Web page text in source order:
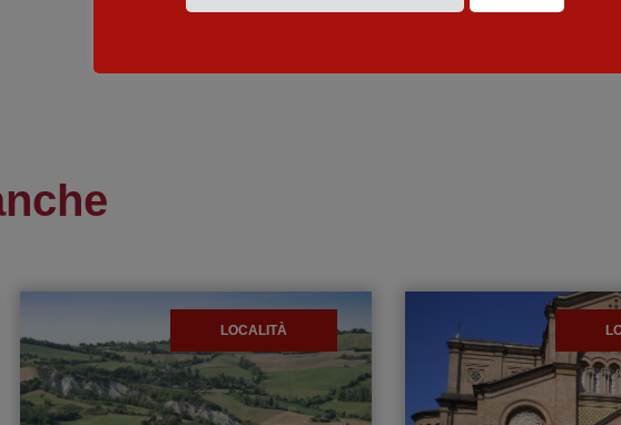
LOCALITÀ